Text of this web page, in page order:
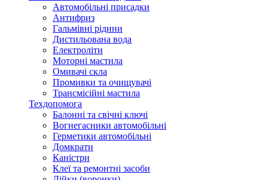
Автомобільні присадки
Антифриз
Гальмівні рідини
Дистильована вода
Електроліти
Моторні мастила
Омивачі скла
Промивки та очищувачі
Трансмісійні мастила
Техдопомога
Балонні та свічні ключі
Вогнегасники автомобільні
Герметики автомобільні
Домкрати
Каністри
Клеї та ремонтні засоби